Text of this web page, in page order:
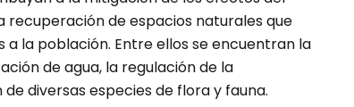
de espacios naturales que
la población. Entre ellos se encuentran la
de agua, la regulación de la
diversas especies de flora y fauna.